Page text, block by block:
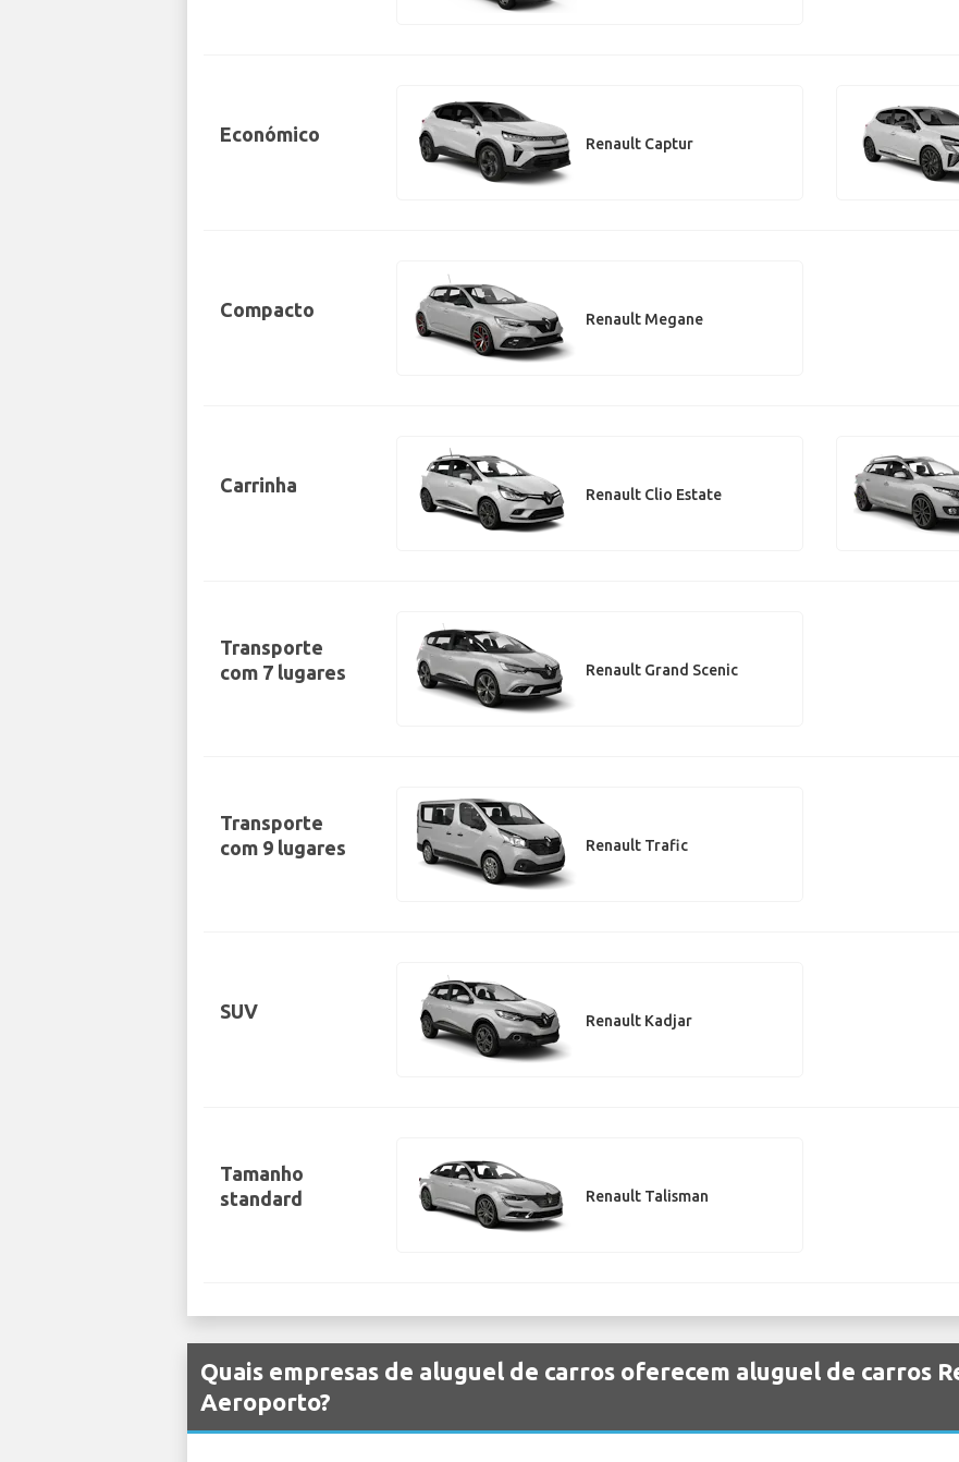
Económico Renault Captur
Compacto Renault Megane
Carrinha Renault Clio Estate
Transporte
com 7 lugares
Renault Grand Scenic
Transporte
com 9 lugares
Renault Trafic
SUV Renault Kadjar
Tamanho
standard
Renault Talisman
Quais empresas de aluguel de carros oferecem aluguel de carros
Aeroporto?